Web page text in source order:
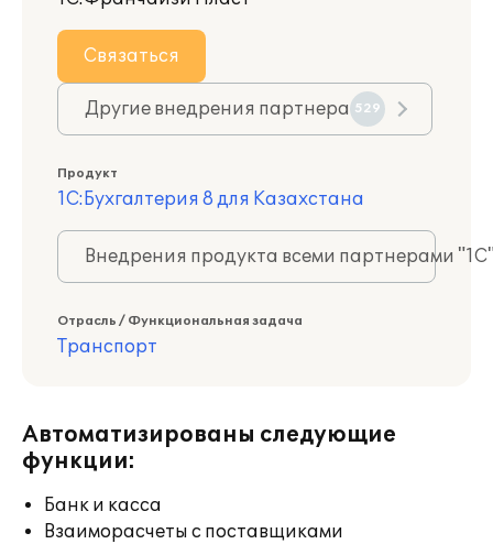
Связаться
Другие внедрения партнера 529
Продукт
1С:Бухгалтерия 8 для Казахстана
Внедрения продукта всеми партнерами
Отрасль / Функциональная задача
Транспорт
Автоматизированы следующие
функции:
Банк и касса
Взаиморасчеты с поставщиками